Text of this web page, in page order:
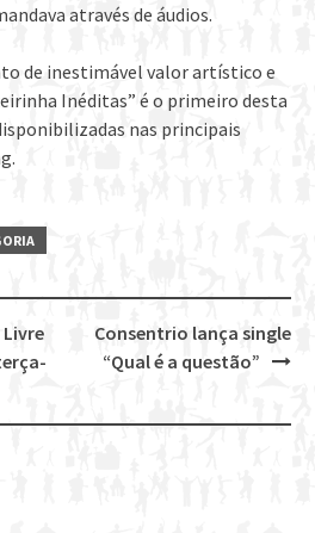
através de áudios.
de inestimável valor artístico e
Inéditas” é o primeiro desta
nas principais
Consentrio lança single
“Qual é a questão”